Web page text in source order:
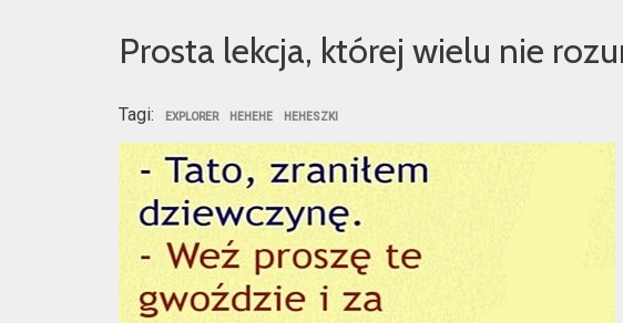
Prosta lekcja, której wielu nie
Tagi: EXPLORER HEHEHE HEHESZKI